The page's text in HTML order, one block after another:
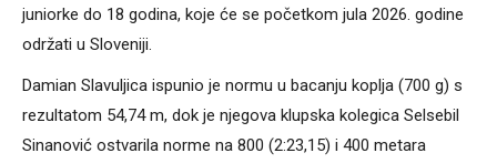
juniorke do 18 godina, koje će se početkom jula 2026. godine
održati u Sloveniji.
Damian Slavuljica ispunio je normu u bacanju koplja (700 g) s
rezultatom 54,74 m, dok je njegova klupska kolegica Selsebil
Sinanović ostvarila norme na 800 (2:23,15) i 400 metara